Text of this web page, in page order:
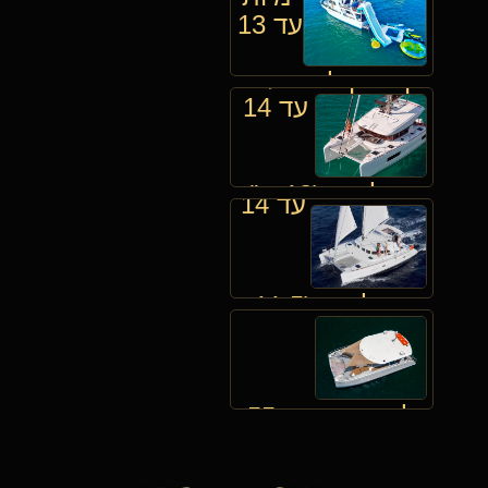
עד 13
מפליגים
קטמרן בהרצליה
עד 14
מפליגים (13 מ')
קטמרן בהרצליה
עד 14
מפליגים (11.5
קטמרן בהרצליה
למסיבות עד 55